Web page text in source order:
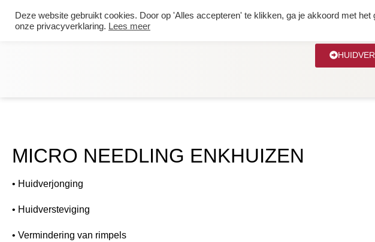
0627299039 OVER
MICRO NEEDLING ENKHUIZEN
• Huidverjonging
• Huidversteviging
• Vermindering van rimpels
Deze website gebruikt cookies. Door op 'Alles accepteren' te klikken, ga je akkoord met
onze privacyverklaring. Lees meer